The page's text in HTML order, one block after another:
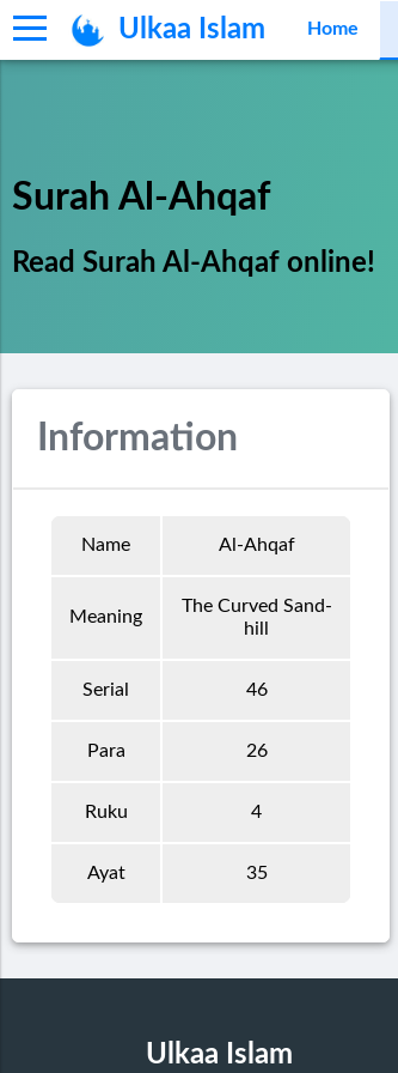
Ulkaa Islam Home
Surah Al-Ahqaf
Read Surah Al-Ahqaf online!
Information
Name Al-Ahqaf
Meaning
The Curved Sand-
hill
Serial 46
Para 26
Ruku 4
Ayat 35
Ulkaa Islam